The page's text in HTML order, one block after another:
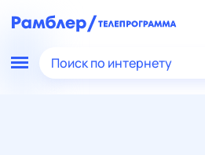
Поиск по интернету